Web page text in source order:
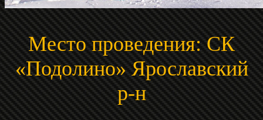
Место проведения: СК
«Подолино» Ярославский
р-н